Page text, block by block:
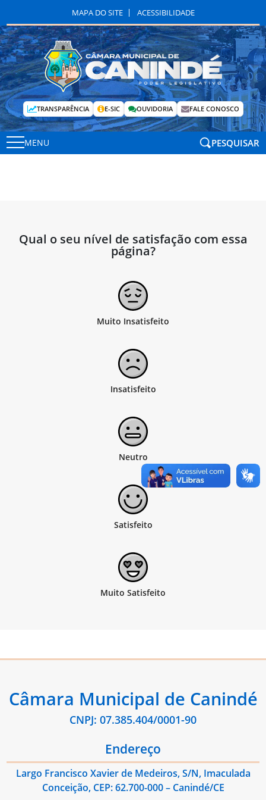
MAPA DO SITE ACESSIBILIDADE
TRANSPARÊNCIA E-SIC OUVIDORIA FALE CONOSCO
MENU PESQUISAR
Qual o seu nível de satisfação com essa
página?
Câmara Municipal de Canindé
CNPJ: 07.385.404/0001-90
Endereço
Largo Francisco Xavier de Medeiros, S/N, Imaculada
Conceição, CEP: 62.700-000 – Canindé/CE